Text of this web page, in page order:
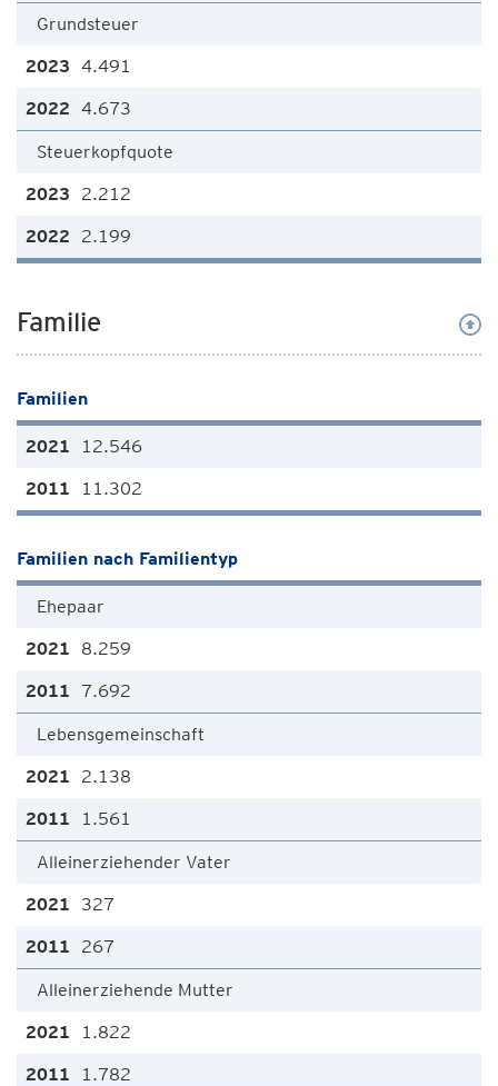
Grundsteuer
4.491
4.673
Steuerkopfquote
2.212
2.199
Familie
Familien
12.546
11.302
Familien nach Familientyp
Ehepaar
8.259
7.692
Lebensgemeinschaft
2.138
1.561
Alleinerziehender Vater
327
267
Alleinerziehende Mutter
1.822
1.782